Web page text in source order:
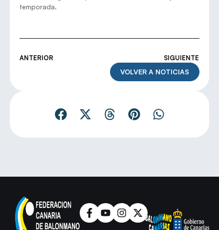
temporada.
ANTERIOR SIGUIENTE
VOLVER A NOTICIAS